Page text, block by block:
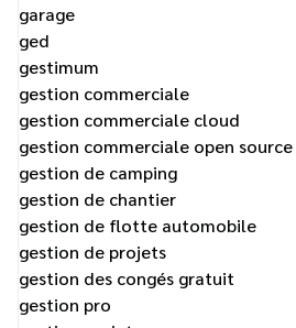
garage
ged
gestimum
gestion commerciale
gestion commerciale cloud
gestion commerciale open source
gestion de camping
gestion de chantier
gestion de flotte automobile
gestion de projets
gestion des congés gratuit
gestion pro